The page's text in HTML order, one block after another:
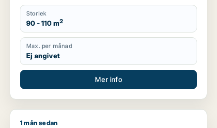
Storlek
90 - 110 m2
Max. per månad
Ej angivet
Mer info
Dan söker kontor för uthyrning i Sollentuna
1 mån sedan